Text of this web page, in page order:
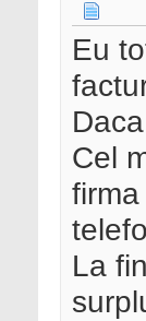
Eu
Cel
La